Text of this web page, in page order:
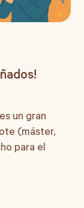
un gran
(máster,
para el